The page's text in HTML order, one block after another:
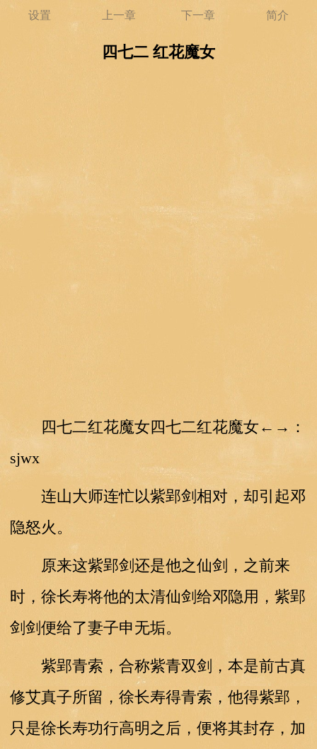
设置 上一章 下一章 简介
四七二 红花魔女
四七二红花魔女四七二红花魔女←→：
sjwx
连山大师连忙以紫郢剑相对，却引起邓
隐怒火。
原来这紫郢剑还是他之仙剑，之前来
时，徐长寿将他的太清仙剑给邓隐用，紫郢
剑剑便给了妻子申无垢。
紫郢青索，合称紫青双剑，本是前古真
修艾真子所留，徐长寿得青索，他得紫郢，
只是徐长寿功行高明之后，便将其封存，加